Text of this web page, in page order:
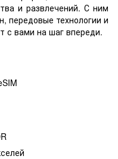
и развлечений. С ним
передовые технологии и
с вами на шаг впереди.